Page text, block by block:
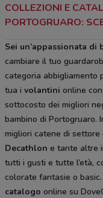
COLLEZIONI E
PORTOGRUARO:
Sei un’appassionata di
cambiare il tuo
categoria abbigliamento
tua i volantini online
sottocosto dei migliori
bambino di Portogruaro.
migliori catene di settore
Decathlon e tante altre
tutti i gusti e tutte l’età,
colorate fantasie o
catalogo online su